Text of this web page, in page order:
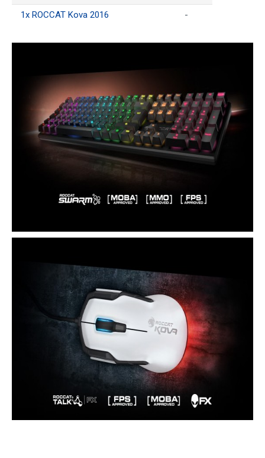
1x ROCCAT Kova 2016
-